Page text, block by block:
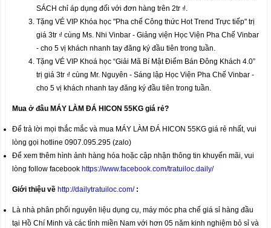
SÁCH chỉ áp dụng đối với đơn hàng trên 2tr ₫.
Tặng VÉ VIP Khóa học "Pha chế Công thức Hot Trend Trực tiếp" trị
giá 3tr ₫ cùng Ms. Nhi Vinbar - Giảng viện Học Viện Pha Chế Vinbar
- cho 5 vị khách nhanh tay đăng ký đầu tiên trong tuần.
Tặng VÉ VIP Khoá học “Giải Mã Bí Mật Điểm Bán Đông Khách 4.0”
trị giá 3tr ₫ cùng Mr. Nguyên - Sáng lập Học Viện Pha Chế Vinbar -
cho 5 vị khách nhanh tay đăng ký đầu tiên trong tuần.
Mua ở đâu MÁY LÀM ĐÁ HICON 55KGgiá rẻ?
Để trả lời mọi thắc mắc và mua MÁY LÀM ĐÁ HICON 55KG giá rẻ nhất, vui
lòng gọi hotline 0907.095.295 (zalo)
Để xem thêm hình ảnh hàng hóa hoặc cập nhận thông tin khuyến mãi, vui
lòng follow facebook https://www.facebook.com/tratuiloc.daily/
Giới thiệu về http://dailytratuiloc.com/:
Là nhà phân phối nguyên liệu dụng cụ, máy móc pha chế giá sỉ hàng đầu
tại Hồ Chí Minh và các tỉnh miền Nam với hơn 05 năm kinh nghiệm bỏ sỉ và